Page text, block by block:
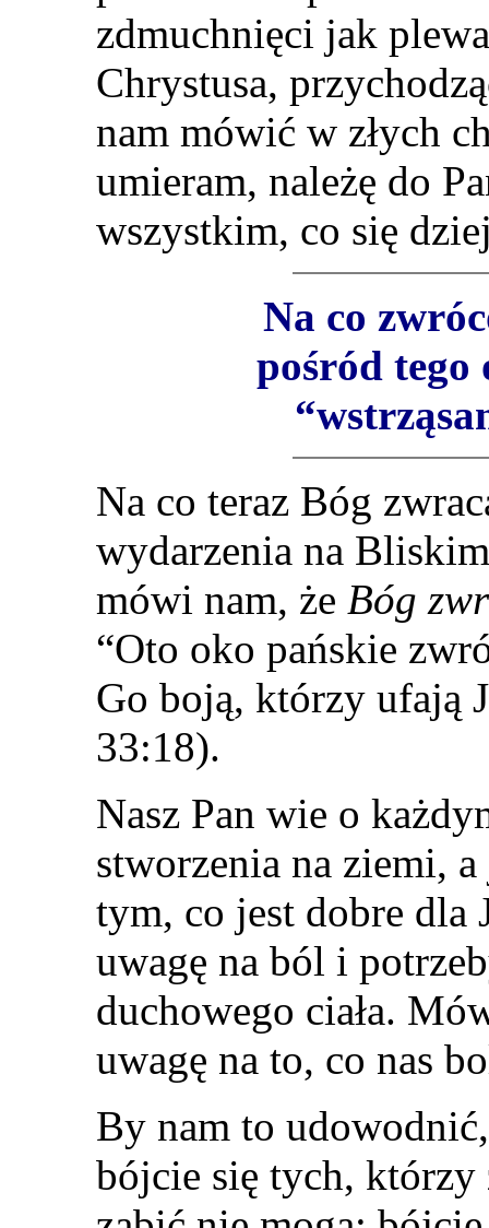
zdmuchnięci jak
Chrystusa,
nam mówić w złych
umieram, należę do
wszystkim, co się
Na co
pośród tego
Na co teraz Bóg
wydarzenia na
mówi nam, że Bóg
“Oto oko pańskie
Go boją, którzy ufają
33:18).
Nasz Pan wie o
stworzenia na ziemi,
tym, co jest dobre dla
uwagę na ból i
duchowego ciała.
uwagę na to, co nas
By nam to
bójcie się tych, którzy